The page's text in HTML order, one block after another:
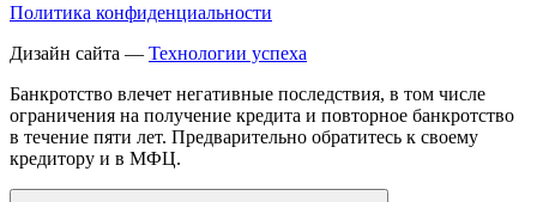
Политика конфиденциальности
Дизайн сайта — Технологии успеха
Банкротство влечет негативные последствия, в том числе
ограничения на получение кредита и повторное банкротство
в течение пяти лет. Предварительно обратитесь к своему
кредитору и в МФЦ.